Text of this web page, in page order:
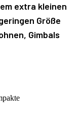
extra kleinen
Größe
Gimbals